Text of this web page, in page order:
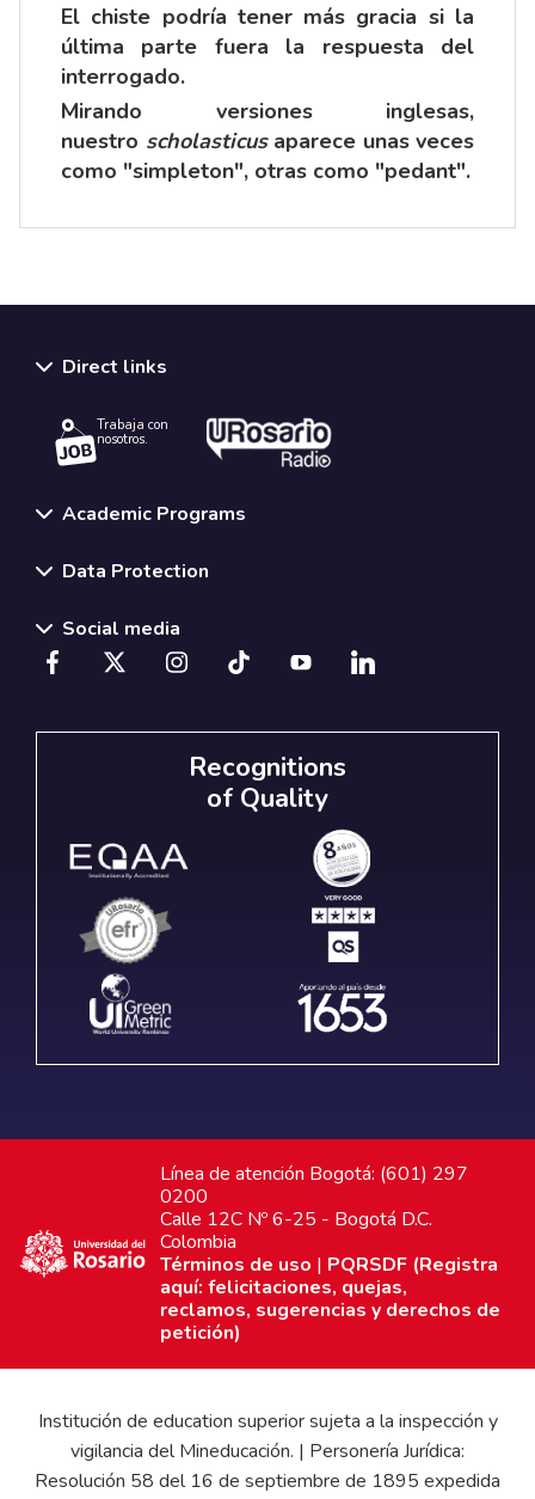
El chiste podría tener más gracia si la
última parte fuera la respuesta del
interrogado.
Mirando versiones inglesas,
nuestro scholasticusaparece unas veces
como "simpleton", otras como "pedant".
Direct links
Trabaja con
nosotros.
Academic Programs
Data Protection
Social media
Recognitions
of Quality
Línea de atención Bogotá: (601) 297
0200
Calle 12C Nº 6-25 - Bogotá D.C.
Colombia
Términos de uso | PQRSDF (Registra
aquí: felicitaciones, quejas,
reclamos, sugerencias y derechos de
petición)
Institución de education superior sujeta a la inspección y
vigilancia del Mineducación. | Personería Jurídica:
Resolución 58 del 16 de septiembre de 1895 expedida